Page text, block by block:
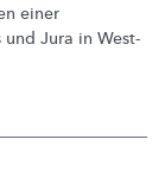
einer
Jura in West-